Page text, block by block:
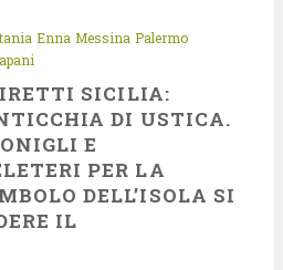
Enna Messina Palermo
SICILIA:
DI USTICA.
E
PER LA
DELL’ISOLA SI
IL